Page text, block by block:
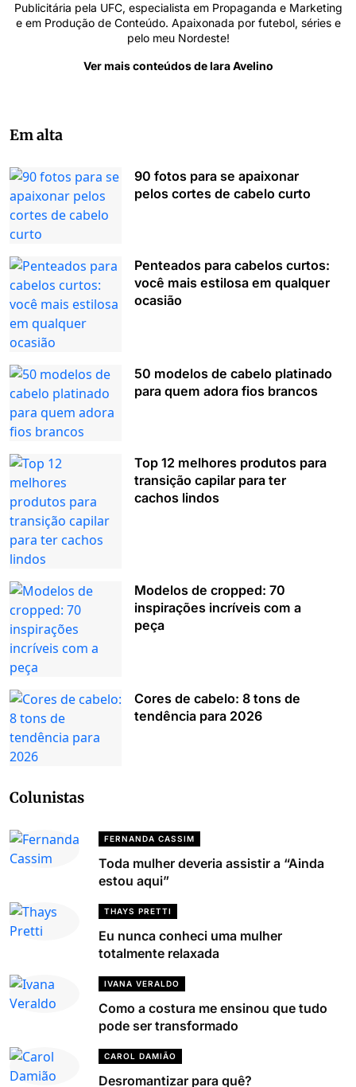
Publicitária pela UFC, especialista em Propaganda e Marketing
e em Produção de Conteúdo. Apaixonada por futebol, séries e
pelo meu Nordeste!
Ver mais conteúdos de Iara Avelino
Em alta
90 fotos para se apaixonar
pelos cortes de cabelo curto
Penteados para cabelos curtos:
você mais estilosa em qualquer
ocasião
50 modelos de cabelo platinado
para quem adora fios brancos
Top 12 melhores produtos para
transição capilar para ter
cachos lindos
Modelos de cropped: 70
inspirações incríveis com a
peça
Cores de cabelo: 8 tons de
tendência para 2026
Colunistas
FERNANDA CASSIM
Toda mulher deveria assistir a “Ainda
estou aqui”
THAYS PRETTI
Eu nunca conheci uma mulher
totalmente relaxada
IVANA VERALDO
Como a costura me ensinou que tudo
pode ser transformado
CAROL DAMIÃO
Desromantizar para quê?